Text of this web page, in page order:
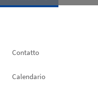
Footer
Contatto
Calendario